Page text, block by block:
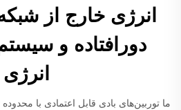
انرژی خارج از
دورافتاده و
انرژی